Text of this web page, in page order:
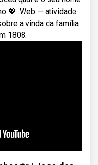
💖. Web — atividade
a vinda da família
1808.